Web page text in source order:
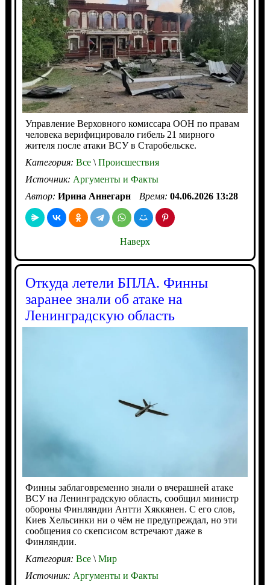
Управление Верховного комиссара ООН по правам
человека верифицировало гибель 21 мирного
жителя после атаки ВСУ в Старобельске.
Категория: Все\Происшествия
Источник: Аргументы и Факты
Автор: Ирина Аннегарн Время: 04.06.2026 13:28
Наверх
Откуда летели БПЛА. Финны
заранее знали об атаке на
Ленинградскую область
Финны заблаговременно знали о вчерашней атаке
ВСУ на Ленинградскую область, сообщил министр
обороны Финляндии Антти Хяккянен. С его слов,
Киев Хельсинки ни о чём не предупреждал, но эти
сообщения со скепсисом встречают даже в
Финляндии.
Категория: Все\Мир
Источник: Аргументы и Факты